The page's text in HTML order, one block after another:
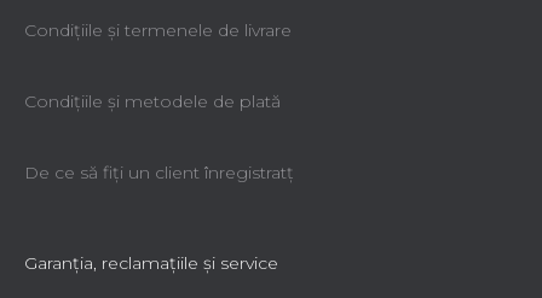
Condiţiile şi termenele de livrare
Condiţiile şi metodele de plată
De ce să fiţi un client înregistratţ
Garanţia, reclamaţiile şi service